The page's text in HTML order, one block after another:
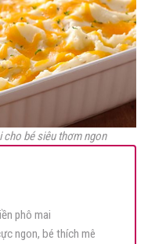
cho bé siêu thơm ngon
phô mai
ngon, bé thích mê